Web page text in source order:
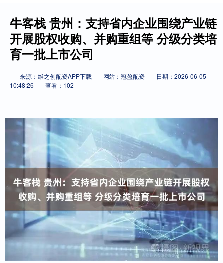
牛客栈 贵州：支持省内企业围绕产业链
开展股权收购、并购重组等 分级分类培
育一批上市公司
来源：维之创配资APP下载 网站：冠盈配资
日期：2026-06-05
10:48:26
查看：102